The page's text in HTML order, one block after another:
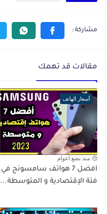
مقالات قد تهمك
أسعار الهاتف
منذ بضع اعوام
افضل 7 هواتف سامسونج في
فئة الإقتصادية و المتوسطة...